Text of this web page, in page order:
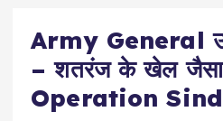
Army General
– शतरंज के खेल जैसा
Operation